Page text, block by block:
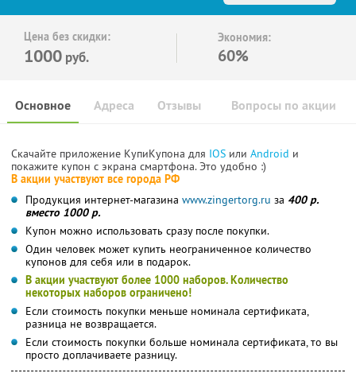
Цена без скидки:
1000 руб.
Экономия:
60%
Основное Отзывы Вопросы по акции
Адреса
Скачайте приложение КупиКупона для IOS или Android и
покажите купон с экрана смартфона. Это удобно :)
В акции участвуют все города РФ
Продукция интернет-магазина www.zingertorg.ru за 400 р.
вместо 1000 р.
Купон можно использовать сразу после покупки.
Один человек может купить неограниченное количество
купонов для себя или в подарок.
В акции участвуют более 1000 наборов. Количество
некоторых наборов ограничено!
Если стоимость покупки меньше номинала сертификата,
разница не возвращается.
Если стоимость покупки больше номинала сертификата, то вы
просто доплачиваете разницу.